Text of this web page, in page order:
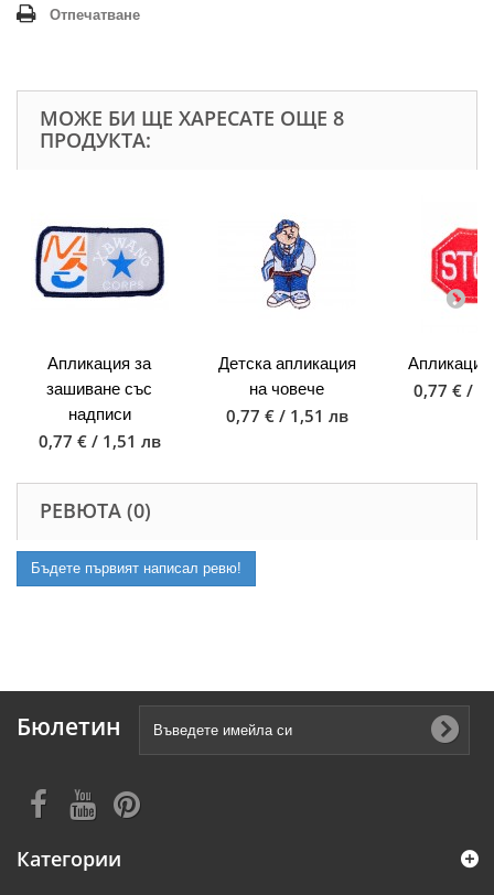
Отпечатване
МОЖЕ БИ ЩЕ ХАРЕСАТЕ ОЩЕ 8
ПРОДУКТА:
Апликация за
зашиване със
надписи
0,77 € / 1,51 лв
Детска апликация
на човече
0,77 € / 1,51 лв
0,77 € /
РЕВЮТА (0)
Бъдете първият написал ревю!
Бюлетин
Категории